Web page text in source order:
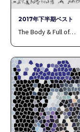
2017年下半期ベスト
The Body & Full of…